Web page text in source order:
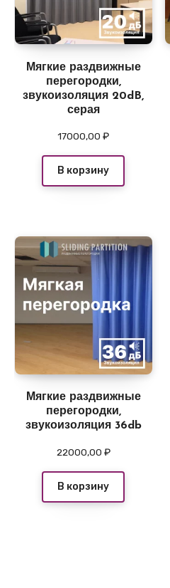
Мягкие раздвижные
перегородки,
звукоизоляция 20dB,
серая
17000,00₽
В корзину
Мягкие раздвижные
перегородки,
звукоизоляция 36db
22000,00 ₽
В корзину